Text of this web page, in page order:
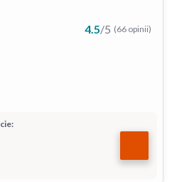
4.5/5 (66 opinii)